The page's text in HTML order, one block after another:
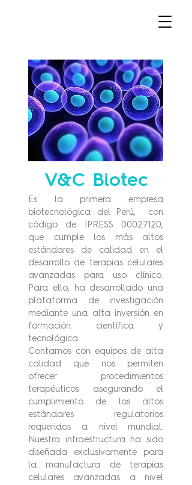
V&C Biotec
Es la primera empresa
biotecnológica del Perú, con
código de IPRESS 00027120,
que cumple los más altos
estándares de calidad en el
desarrollo de terapias celulares
avanzadas para uso clínico.
Para ello, ha desarrollado una
plataforma de investigación
mediante una alta inversión en
formación científica y
tecnológica.
Contamos con equipos de alta
calidad que nos permiten
ofrecer procedimientos
terapéuticos asegurando el
cumplimiento de los altos
estándares regulatorios
requeridos a nivel mundial.
Nuestra infraestructura ha sido
diseñada exclusivamente para
la manufactura de terapias
celulares avanzadas a nivel